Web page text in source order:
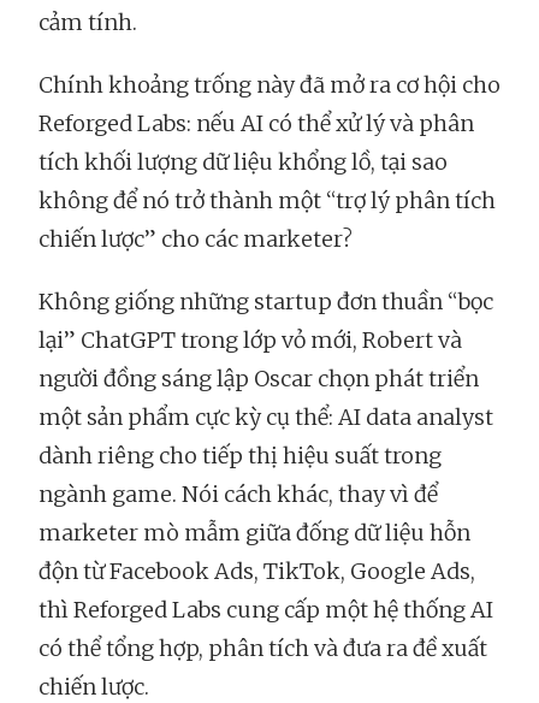
cảm tính.
Chính khoảng trống này đã mở ra cơ hội cho
Reforged Labs: nếu AI có thể xử lý và phân
tích khối lượng dữ liệu khổng lồ, tại sao
không để nó trở thành một “trợ lý phân tích
chiến lược” cho các marketer?
Không giống những startup đơn thuần “bọc
lại” ChatGPT trong lớp vỏ mới, Robert và
người đồng sáng lập Oscar chọn phát triển
một sản phẩm cực kỳ cụ thể: AI data analyst
dành riêng cho tiếp thị hiệu suất trong
ngành game. Nói cách khác, thay vì để
marketer mò mẫm giữa đống dữ liệu hỗn
độn từ Facebook Ads, TikTok, Google Ads,
thì Reforged Labs cung cấp một hệ thống AI
có thể tổng hợp, phân tích và đưa ra đề xuất
chiến lược.